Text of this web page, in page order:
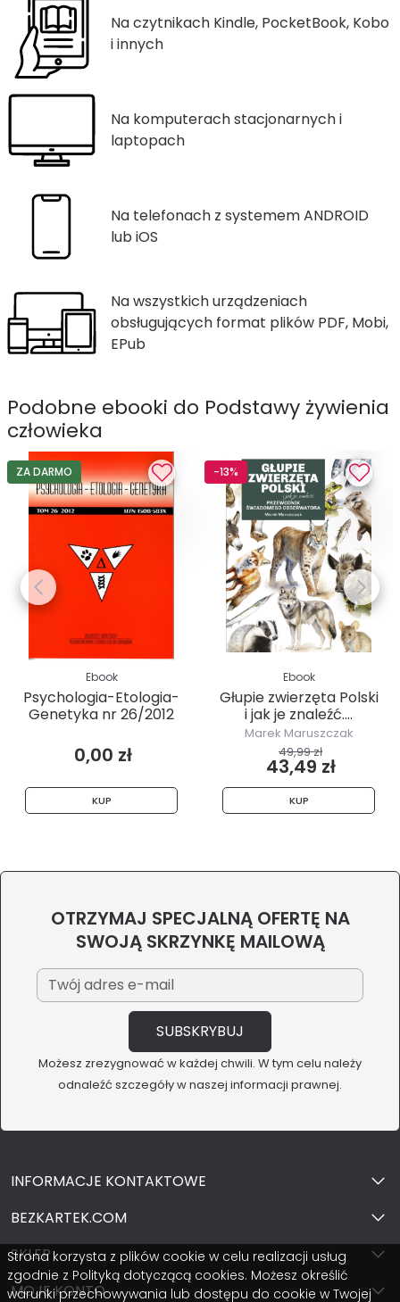
Na czytnikach Kindle, PocketBook, Kobo
i innych
Na komputerach stacjonarnych i
laptopach
Na telefonach z systemem ANDROID
lub iOS
Na wszystkich urządzeniach
obsługujących format plików PDF, Mobi,
EPub
Podobne ebooki do Podstawy żywienia
człowieka
ZA DARMO
Ebook
Psychologia-Etologia-
Genetyka nr 26/2012
0,00 zł
KUP
-13%
Ebook
Głupie zwierzęta Polski
i jak je znaleźć....
Marek Maruszczak
49,99 zł
43,49 zł
KUP
OTRZYMAJ SPECJALNĄ OFERTĘ NA
SWOJĄ SKRZYNKĘ MAILOWĄ
Możesz zrezygnować w każdej chwili. W tym celu należy
odnaleźć szczegóły w naszej informacji prawnej.
INFORMACJE KONTAKTOWE
BEZKARTEK.COM
SKLEP
MOJE KONTO
Strona korzysta z plików cookie w celu realizacji usług
zgodnie z Polityką dotyczącą cookies. Możesz określić
warunki przechowywania lub dostępu do cookie w Twojej